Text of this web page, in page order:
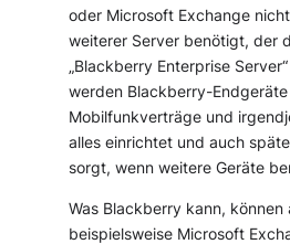
oder Microsoft Exchange
weiterer Server benötigt, der
„Blackberry Enterprise
werden Blackberry-
Mobilfunkverträge und
alles einrichtet und auch
sorgt, wenn weitere Geräte
Was Blackberry kann, können
beispielsweise Microsoft